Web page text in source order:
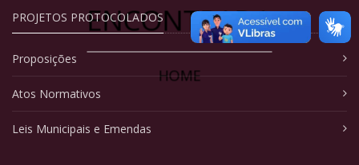
ENCONTRADA
HOME
PROJETOS PROTOCOLADOS
Proposições
Atos Normativos
Leis Municipais e Emendas